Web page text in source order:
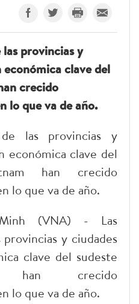
provincias y
clave del
crecido
lo que va de año.
de las provincias y
económica clave del
han crecido
lo que va de año.
(VNA) - Las
y ciudades
clave del sudeste
han crecido
lo que va de año.